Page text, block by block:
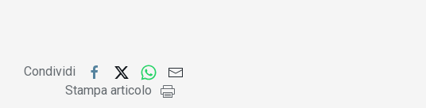
Condividi
Stampa articolo